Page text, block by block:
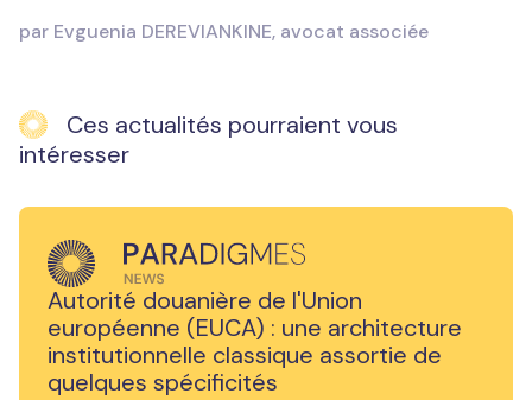
par Evguenia DEREVIANKINE, avocat associée
Ces actualités pourraient vous
intéresser
Autorité douanière de l'Union
européenne (EUCA) : une architecture
institutionnelle classique assortie de
quelques spécificités